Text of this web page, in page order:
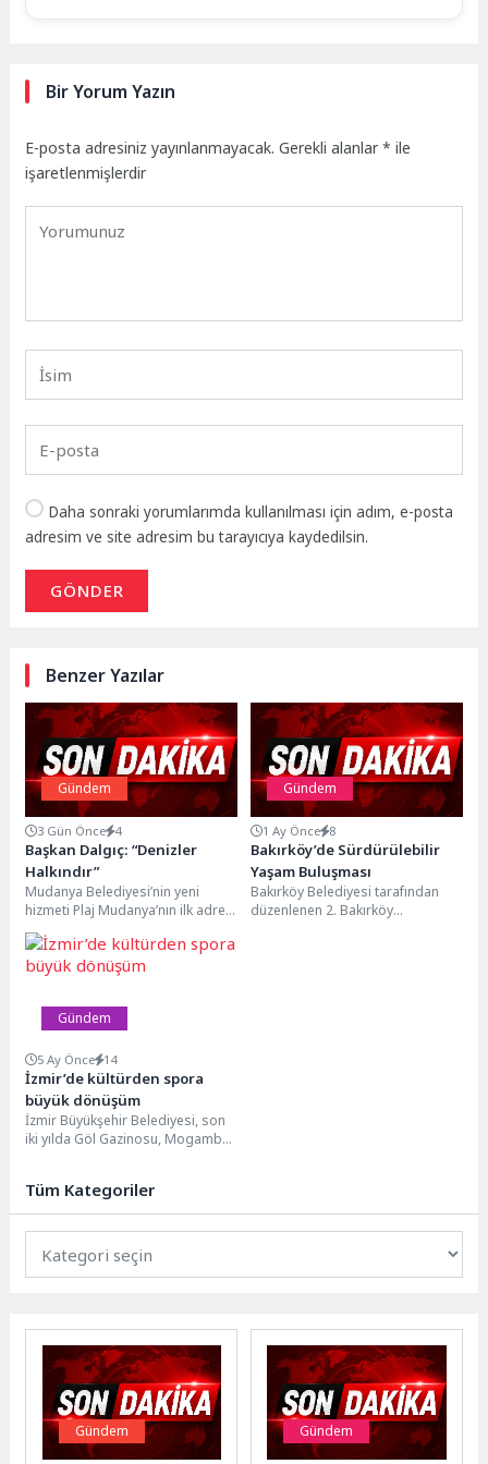
Bir Yorum Yazın
E-posta adresiniz yayınlanmayacak. Gerekli alanlar* ile
işaretlenmişlerdir
Daha sonraki yorumlarımda kullanılması için adım, e-posta
adresim ve site adresim bu tarayıcıya kaydedilsin.
GÖNDER
Benzer Yazılar
Gündem
3 Gün Önce 4
Başkan Dalgıç: “Denizler
Halkındır”
Mudanya Belediyesi’nin yeni
hizmeti Plaj Mudanya’nın ilk adresi
Güzelyalı’da açıldı. Mudanya
Belediye Başkanı Deniz Dalgıç,...
Gündem
1 Ay Önce 8
Bakırköy’de Sürdürülebilir
Yaşam Buluşması
Bakırköy Belediyesi tarafından
düzenlenen 2. Bakırköy
Gündem
5 Ay Önce 14
İzmir’de kültürden spora
büyük dönüşüm
İzmir Büyükşehir Belediyesi, son
iki yılda Göl Gazinosu, Mogambo,
Tüm Kategoriler
Gündem Gündem